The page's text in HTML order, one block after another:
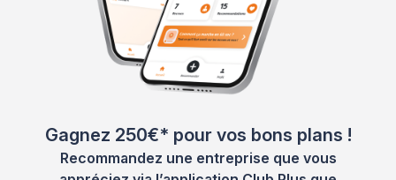
Gagnez 250€* pour vos bons plans !
Recommandez une entreprise que vous